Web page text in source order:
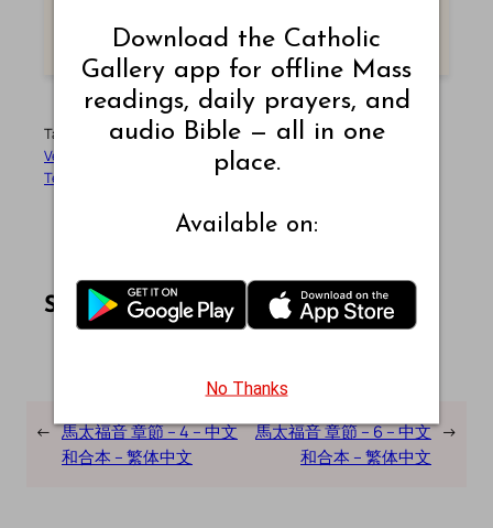
Tags: Bible Bible Book Bible Verse Chinese
Chinese Union
Version
God’s Word Holy Bible
Testament
Traditional Chinese
Share: Share this article on Facebook Share this article on WhatsApp Share this article on LinkedIn Share this article on X Share this article on Telegram Email this Article
← 馬太福音 章節 – 4 – 中文
和合本 – 繁体中文
馬太福音 章節 – 6 – 中文
和合本 – 繁体中文
→
Download the Catholic
Gallery app for offline Mass
readings, daily prayers, and
audio Bible — all in one
place.
Available on:
No Thanks